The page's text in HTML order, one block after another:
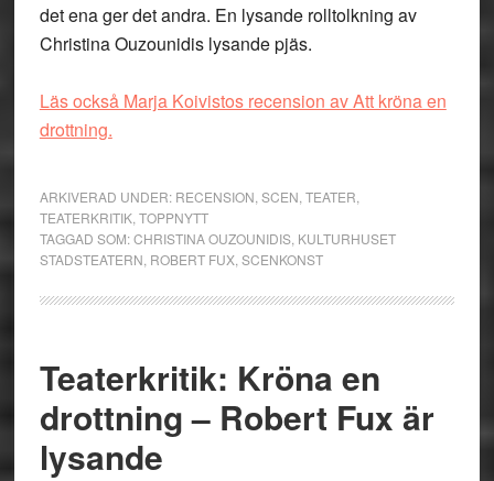
det ena ger det andra. En lysande rolltolkning av
Christina Ouzounidis lysande pjäs.
Läs också Marja Koivistos recension av Att kröna en
drottning.
ARKIVERAD UNDER: RECENSION SCEN TEATER
TEATERKRITIK, TOPPNYTT
TAGGAD SOM:CHRISTINA OUZOUNIDIS, KULTURHUSET
STADSTEATERN ROBERT FUX, SCENKONST
Teaterkritik: Kröna en
drottning – Robert Fux är
lysande